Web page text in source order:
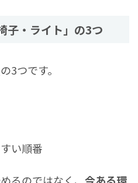
子・ライト」の3つ
3つです。
い順番